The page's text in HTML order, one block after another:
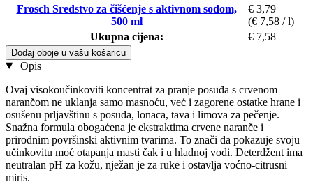
Frosch Sredstvo za čišćenje s aktivnom sodom,
500 ml
€ 3,79
(€ 7,58 / l)
Ukupna cijena:
€ 7,58
Dodaj oboje u vašu košaricu
Opis
Ovaj visokoučinkoviti koncentrat za pranje posuđa s crvenom
narančom ne uklanja samo masnoću, već i zagorene ostatke hrane i
osušenu prljavštinu s posuđa, lonaca, tava i limova za pečenje.
Snažna formula obogaćena je ekstraktima crvene naranče i
prirodnim površinski aktivnim tvarima. To znači da pokazuje svoju
učinkovitu moć otapanja masti čak i u hladnoj vodi. Deterdžent ima
neutralan pH za kožu, nježan je za ruke i ostavlja voćno-citrusni
miris.